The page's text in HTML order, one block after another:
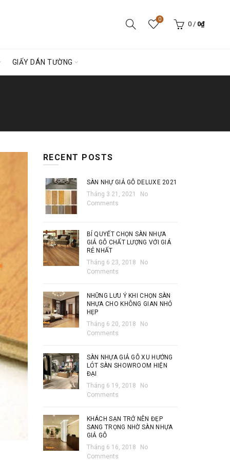
0
0 / 0₫
GIẤY DÁN TƯỜNG
RECENT POSTS
SÀN NHỰ GIẢ GỖ DELUXE 2021
Tháng 3 21, 2021
No
Comments
BÍ QUYẾT CHỌN SÀN NHỰA
GIẢ GỖ CHẤT LƯỢNG VỚI GIÁ
RẺ NHẤT
Tháng 6 23, 2018
No
Comments
NHỮNG LƯU Ý KHI CHỌN SÀN
NHỰA CHO KHÔNG GIAN NHỎ
HẸP
Tháng 6 20, 2018
No
Comments
SÀN NHỰA GIẢ GỖ XU HƯỚNG
LÓT SÀN SHOWROOM HIỆN
ĐẠI
Tháng 6 19, 2018
No
Comments
KHÁCH SẠN TRỞ NÊN ĐẸP
SANG TRỌNG NHỜ SÀN NHỰA
GIẢ GỖ
Tháng 6 16, 2018
No
Comments